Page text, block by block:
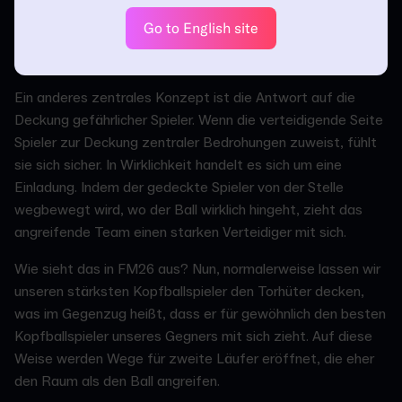
wählen. In dem Moment, in dem dieser Wechsel
stattfindet, öffnet sich woanders der Raum, üblicherweise
im Rücken.
Ein anderes zentrales Konzept ist die Antwort auf die
Deckung gefährlicher Spieler. Wenn die verteidigende Seite
Spieler zur Deckung zentraler Bedrohungen zuweist, fühlt
sie sich sicher. In Wirklichkeit handelt es sich um eine
Einladung. Indem der gedeckte Spieler von der Stelle
wegbewegt wird, wo der Ball wirklich hingeht, zieht das
angreifende Team einen starken Verteidiger mit sich.
Wie sieht das in FM26 aus? Nun, normalerweise lassen wir
unseren stärksten Kopfballspieler den Torhüter decken,
was im Gegenzug heißt, dass er für gewöhnlich den besten
Kopfballspieler unseres Gegners mit sich zieht. Auf diese
Weise werden Wege für zweite Läufer eröffnet, die eher
den Raum als den Ball angreifen.
Go to English site